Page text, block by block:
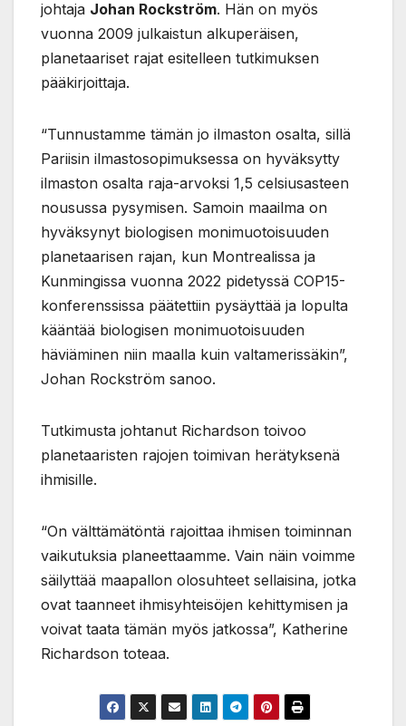
johtaja Johan Rockström. Hän on myös
vuonna 2009 julkaistun alkuperäisen,
planetaariset rajat esitelleen tutkimuksen
pääkirjoittaja.
“Tunnustamme tämän jo ilmaston osalta, sillä
Pariisin ilmastosopimuksessa on hyväksytty
ilmaston osalta raja-arvoksi 1,5 celsiusasteen
nousussa pysymisen. Samoin maailma on
hyväksynyt biologisen monimuotoisuuden
planetaarisen rajan, kun Montrealissa ja
Kunmingissa vuonna 2022 pidetyssä COP15-
konferenssissa päätettiin pysäyttää ja lopulta
kääntää biologisen monimuotoisuuden
häviäminen niin maalla kuin valtamerissäkin”,
Johan Rockström sanoo.
Tutkimusta johtanut Richardson toivoo
planetaaristen rajojen toimivan herätyksenä
ihmisille.
“On välttämätöntä rajoittaa ihmisen toiminnan
vaikutuksia planeettaamme. Vain näin voimme
säilyttää maapallon olosuhteet sellaisina, jotka
ovat taanneet ihmisyhteisöjen kehittymisen ja
voivat taata tämän myös jatkossa”, Katherine
Richardson toteaa.